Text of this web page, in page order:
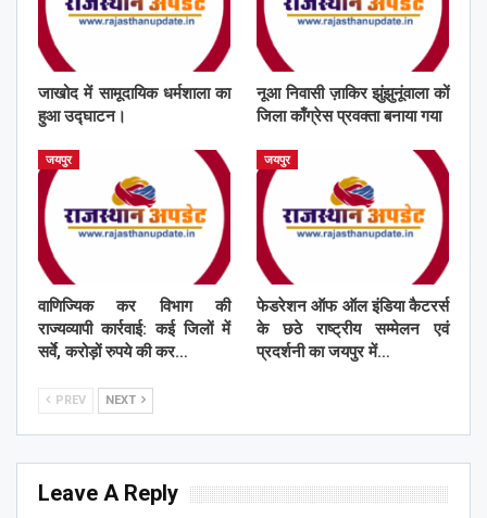
जाखोद में सामूदायिक धर्मशाला का
हुआ उद्घाटन।
नूआ निवासी ज़ाकिर झुंझुनूंवाला कों
जिला काँग्रेस प्रवक्ता बनाया गया
जयपुर
वाणिज्यिक कर विभाग की
राज्यव्यापी कार्रवाई: कई जिलों में
सर्वे, करोड़ों रुपये की कर…
जयपुर
फेडरेशन ऑफ ऑल इंडिया कैटरर्स
के छठे राष्ट्रीय सम्मेलन एवं
प्रदर्शनी का जयपुर में…
PREV NEXT
Leave A Reply